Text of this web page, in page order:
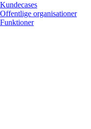
Kundecases
Offentlige organisationer
Funktioner